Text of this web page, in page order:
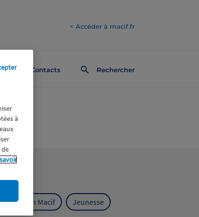
< Accéder à macif.fr
Contacts Rechercher
Fondation Macif Jeunesse
à
de